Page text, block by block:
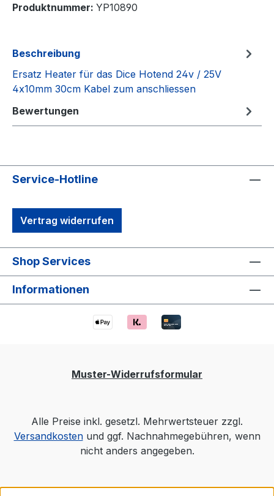
Produktnummer: YP10890
Beschreibung
Ersatz Heater für das Dice Hotend 24v / 25V
4x10mm 30cm Kabel zum anschliessen
Bewertungen
Service-Hotline
Vertrag widerrufen
Shop Services
Informationen
Muster-Widerrufsformular
Alle Preise inkl. gesetzl. Mehrwertsteuer zzgl.
Versandkostenund ggf. Nachnahmegebühren, wenn
nicht anders angegeben.